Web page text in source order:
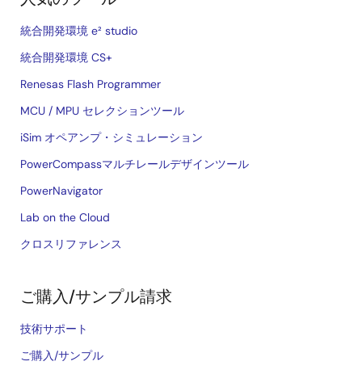
統合開発環境 e² studio
統合開発環境 CS+
Renesas Flash Programmer
MCU / MPU セレクションツール
iSim オペアンプ・シミュレーション
PowerCompassマルチレールデザインツール
PowerNavigator
Lab on the Cloud
クロスリファレンス
ご購入/サンプル請求
技術サポート
ご購入/サンプル